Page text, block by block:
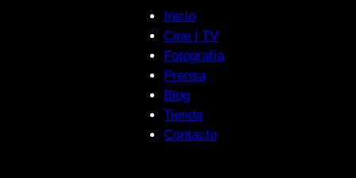
Inicio
Cine | TV
Fotografía
Prensa
Blog
Tienda
Contacto